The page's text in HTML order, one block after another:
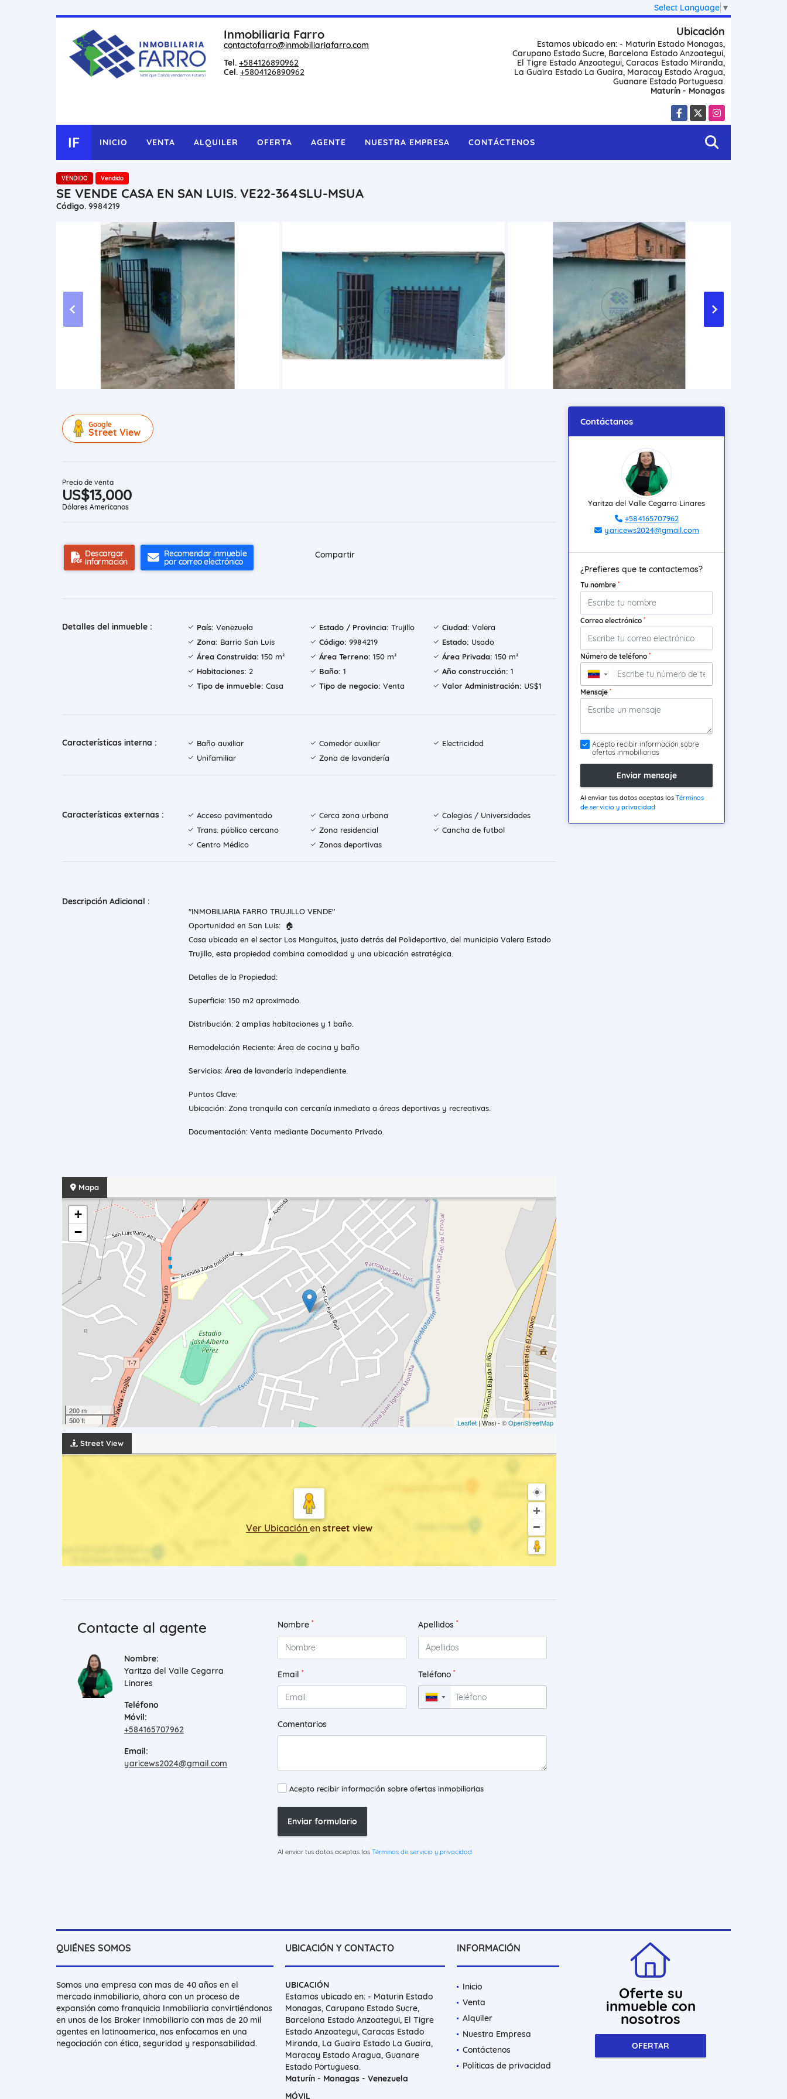
Select Language ▼
Inmobiliaria Farro
contactofarro@inmobiliariafarro.com
Tel. +584126890962
Cel. +5804126890962
Ubicación
Estamos ubicado en: - Maturin Estado Monagas,
Carupano Estado Sucre, Barcelona Estado Anzoategui,
El Tigre Estado Anzoategui, Caracas Estado Miranda,
La Guaira Estado La Guaira, Maracay Estado Aragua,
Guanare Estado Portuguesa.
Maturín - Monagas
Facebook
X Instagram
IF INICIO VENTA ALQUILER OFERTA AGENTE NUESTRA EMPRESA CONTÁCTENOS
VENDIDO Vendido
SE VENDE CASA EN SAN LUIS. VE22-364SLU-MSUA
Código. 9984219
Google
Street View
Precio de venta
US$13,000
Dólares Americanos
Descargar
información
Recomendar inmueble
por correo electrónico
Compartir
Detalles del inmueble : País: Venezuela Estado / Provincia: Trujillo Ciudad: Valera
Zona: Barrio San Luis Código: 9984219 Estado: Usado
Área Construida: 150 m² Área Terreno: 150 m² Área Privada: 150 m²
Habitaciones: 2 Baño: 1 Año construcción: 1
Tipo de inmueble: Casa Tipo de negocio: Venta Valor Administración: US$1
Características interna : Baño auxiliar Comedor auxiliar
Electricidad
Unifamiliar
Zona de lavandería
Características externas : Acceso pavimentado Cerca zona urbana
Colegios / Universidades
Trans. público cercano
Zona residencial
Cancha de futbol
Centro Médico
Zonas deportivas
Descripción Adicional :
"INMOBILIARIA FARRO TRUJILLO VENDE"
Oportunidad en San Luis: 🏠
Casa ubicada en el sector Los Manguitos, justo detrás del Polideportivo, del municipio Valera Estado
Trujillo, esta propiedad combina comodidad y una ubicación estratégica.
Detalles de la Propiedad:
Superficie: 150 m2 aproximado.
Distribución: 2 amplias habitaciones y 1 baño.
Remodelación Reciente: Área de cocina y baño
Servicios: Área de lavandería independiente.
Puntos Clave:
Ubicación: Zona tranquila con cercanía inmediata a áreas deportivas y recreativas.
Documentación: Venta mediante Documento Privado.
Mapa
+
−
200 m
500 ft
Leaflet | Wasi - ©OpenStreetMap
Street View
Ver Ubicación en street view
Contacte al agente
Nombre:
Yaritza del Valle Cegarra
Linares
Teléfono
Móvil:
+584165707962
Email:
yaricews2024@gmail.com
Nombre * Apellidos *
Email * Teléfono *
▼
Comentarios
Acepto recibir información sobre ofertas inmobiliarias
Enviar formulario
Al enviar tus datos aceptas los Términos de servicio y privacidad
Contáctanos
Yaritza del Valle Cegarra Linares
+584165707962
yaricews2024@gmail.com
¿Prefieres que te contactemos?
Tu nombre *
Correo electrónico *
Número de teléfono *
▼
Mensaje *
Acepto recibir información sobre
ofertas inmobiliarias
Enviar mensaje
Al enviar tus datos aceptas los Términos
de servicio y privacidad
QUIÉNES SOMOS
Somos una empresa con mas de 40 años en el
mercado inmobiliario, ahora con un proceso de
expansión como franquicia Inmobiliaria convirtiéndonos
en unos de los Broker Inmobiliario con mas de 20 mil
agentes en latinoamerica, nos enfocamos en una
negociación con ética, seguridad y responsabilidad.
UBICACIÓN Y CONTACTO
UBICACIÓN
Estamos ubicado en: - Maturin Estado
Monagas, Carupano Estado Sucre,
Barcelona Estado Anzoategui, El Tigre
Estado Anzoategui, Caracas Estado
Miranda, La Guaira Estado La Guaira,
Maracay Estado Aragua, Guanare
Estado Portuguesa.
Maturín - Monagas - Venezuela
MÓVIL
INFORMACIÓN
Inicio
Venta
Alquiler
Nuestra Empresa
Contáctenos
Políticas de privacidad
Oferte su
inmueble con
nosotros
OFERTAR